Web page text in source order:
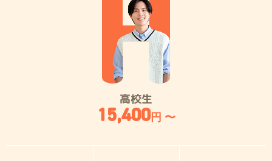
高校生
15,400円 〜